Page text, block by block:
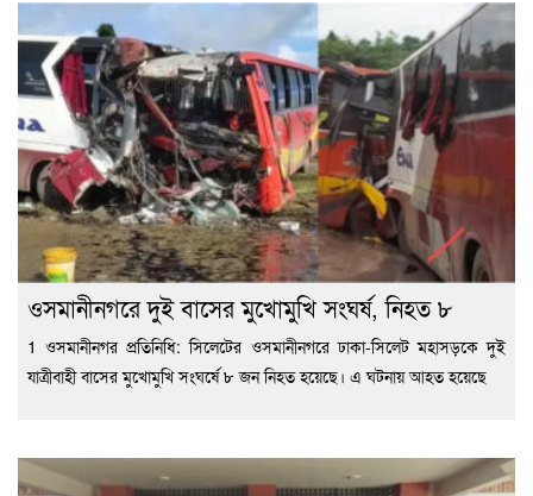
ওসমানীনগরে দুই বাসের মুখোমুখি সংঘর্ষ, নিহত ৮
1 ওসমানীনগর প্রতিনিধি: সিলেটের ওসমানীনগরে ঢাকা-সিলেট মহাসড়কে দুই
যাত্রীবাহী বাসের মুখোমুখি সংঘর্ষে ৮ জন নিহত হয়েছে। এ ঘটনায় আহত হয়েছে